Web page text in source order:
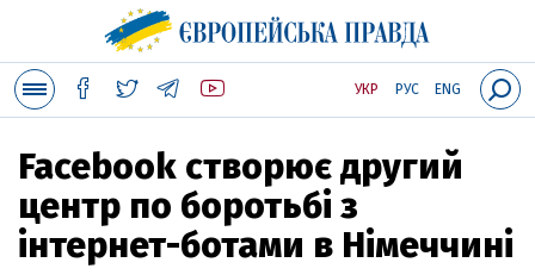
УКР РУС ENG
Facebook створює другий
центр по боротьбі з
інтернет-ботами в Німеччині